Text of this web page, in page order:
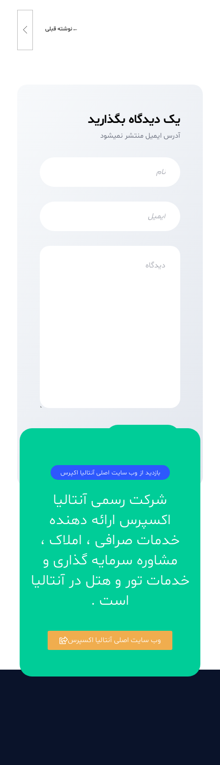
نوشته قبلی
یک دیدگاه بگذارید
آدرس ایمیل منتشر نمیشود
بازدید از وب سایت اصلی آنتالیا اکپرس
شرکت رسمی آنتالیا
اکسپرس ارائه دهنده
خدمات صرافی ، املاک ،
مشاوره سرمایه گذاری و
خدمات تور و هتل در آنتالیا
است .
وب سایت اصلی آنتالیا اکسپرس